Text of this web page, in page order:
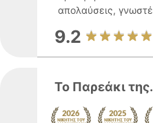
απολαύσεις,
9.2
Το Παρεάκι